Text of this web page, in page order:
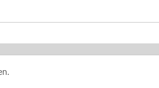
classic-trade.ch